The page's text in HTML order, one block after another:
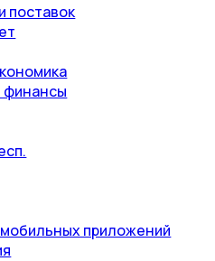
поставок
приложений